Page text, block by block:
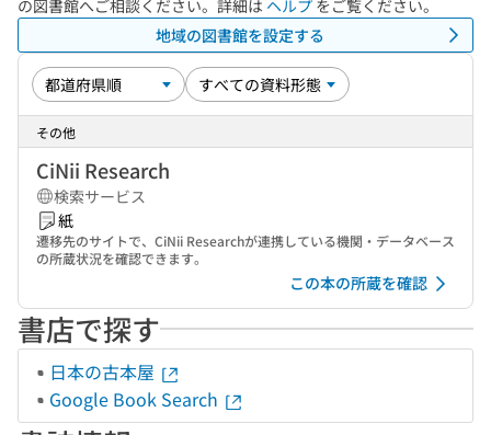
の図書館へご相談ください。詳細は ヘルプ をご覧ください。
地域の図書館を設定する
その他
CiNii Research
検索サービス
紙
遷移先のサイトで、CiNii Researchが連携している機関・データベース
の所蔵状況を確認できます。
この本の所蔵を確認
書店で探す
日本の古本屋
Google Book Search